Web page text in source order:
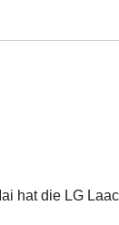
hat die LG